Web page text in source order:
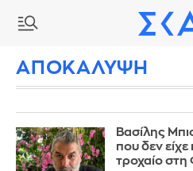
ΑΠΟΚΑΛΥΨΗ
Βασίλης
που δεν
τροχαίο στη